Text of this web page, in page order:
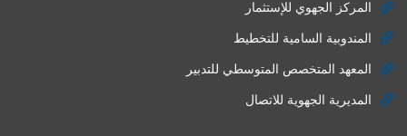
المركز الجهوي للإستثمار
المندوبية السامية للتخطيط
المعهد المتخصص المتوسطي للتدبير
المديرية الجهوية للاتصال